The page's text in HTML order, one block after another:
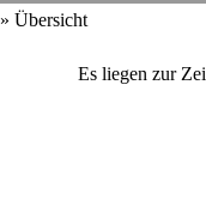
» Übersicht
Es liegen zur